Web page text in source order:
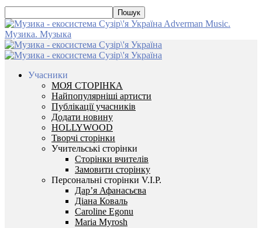
Adverman Music.
Музика. Музыка
Учасники
МОЯ СТОРІНКА
Найпопулярніші артисти
Публікації учасників
Додати новину
HOLLYWOOD
Творчі сторінки
Учительські сторінки
Сторінки вчителів
Замовити сторінку
Персональні сторінки V.I.P.
Дар’я Афанасьєва
Діана Коваль
Caroline Egonu
Maria Myrosh